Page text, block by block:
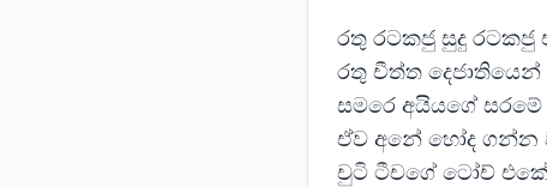
රතු රටකජු සුදු රටකජු
රතු චීත්ත
සමරෙ අයියගේ සරමේ
ඒව අනේ හෝද ගන්න
චුටි ටීචගේ ටෝච් එකේ